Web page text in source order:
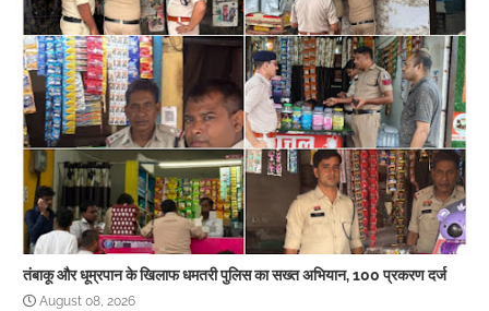
तंबाकू और धूम्रपान के खिलाफ धमतरी पुलिस का सख्त अभियान, 100 प्रकरण दर्ज
August 08, 2026